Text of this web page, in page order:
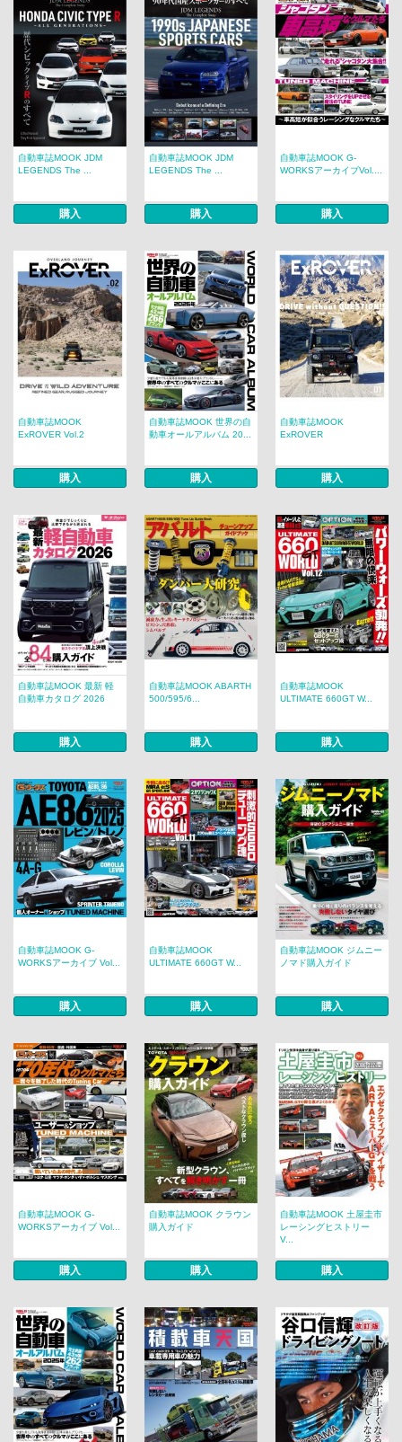
自動車誌MOOK JDM
LEGENDS The ...
購入
自動車誌MOOK JDM
LEGENDS The ...
購入
自動車誌MOOK G-
WORKSアーカイブVol....
購入
自動車誌MOOK
ExROVER Vol.2
購入
自動車誌MOOK 世界の自
動車オールアルバム 20...
購入
自動車誌MOOK
ExROVER
購入
自動車誌MOOK 最新 軽
自動車カタログ 2026
購入
自動車誌MOOK ABARTH
500/595/6...
購入
自動車誌MOOK
ULTIMATE 660GT W...
購入
自動車誌MOOK G-
WORKSアーカイブ Vol...
購入
自動車誌MOOK
ULTIMATE 660GT W...
購入
自動車誌MOOK ジムニー
ノマド購入ガイド
購入
自動車誌MOOK G-
WORKSアーカイブ Vol...
購入
自動車誌MOOK クラウン
購入ガイド
購入
自動車誌MOOK 土屋圭市
レーシングヒストリー
V...
購入